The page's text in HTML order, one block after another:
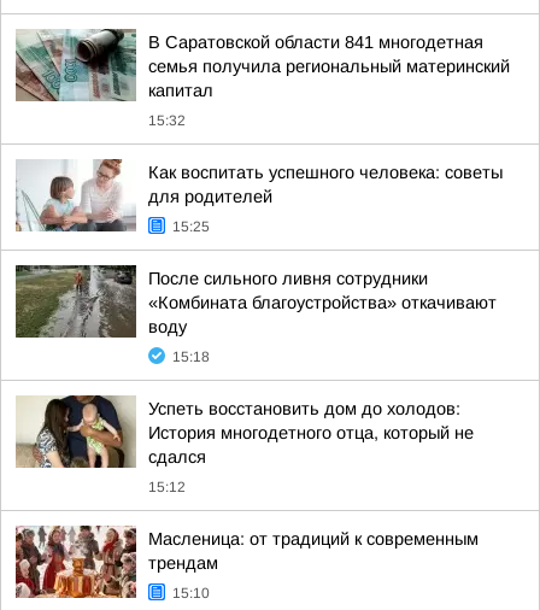
В Саратовской области 841 многодетная
семья получила региональный материнский
капитал
15:32
Как воспитать успешного человека: советы
для родителей
15:25
После сильного ливня сотрудники
«Комбината благоустройства» откачивают
воду
15:18
Успеть восстановить дом до холодов:
История многодетного отца, который не
сдался
15:12
Масленица: от традиций к современным
трендам
15:10